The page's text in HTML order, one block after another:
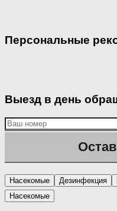
Персональные
Выезд в день
Насекомые Дезинфекция
Насекомые